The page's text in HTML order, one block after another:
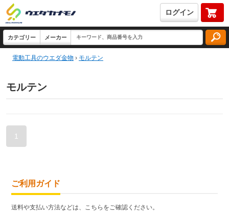
ログイン
電動工具のウエダ金物 › モルテン
モルテン
1
ご利用ガイド
送料や支払い方法などは、こちらをご確認ください。